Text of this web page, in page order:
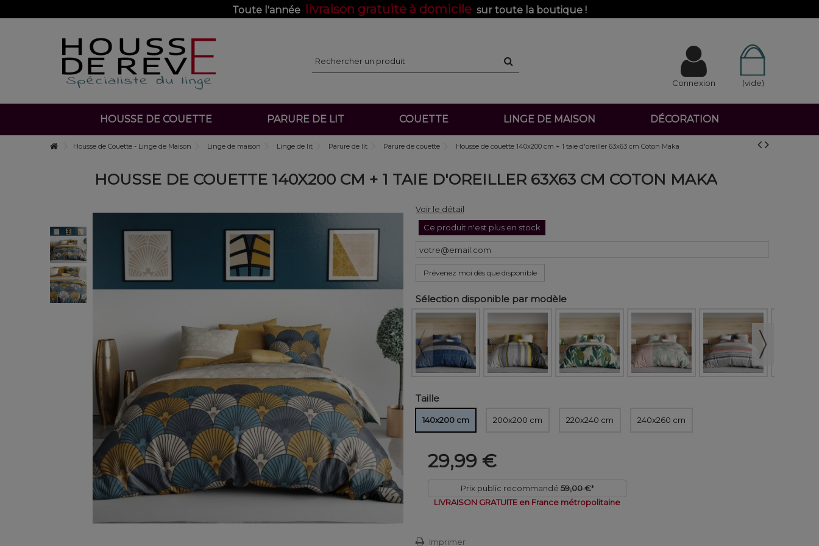
Toute l'année livraison gratuite à domicile sur toute la boutique !
(vide)
Connexion
HOUSSE DE COUETTE PARURE DE LIT COUETTE LINGE DE MAISON DÉCORATION
Housse de Couette - Linge de Maison Linge de maison Linge de lit Parure de lit Parure de couette Housse de couette 140x200 cm + 1 taie d'oreiller 63x63 cm Coton Maka
HOUSSE DE COUETTE 140X200 CM + 1 TAIE D'OREILLER 63X63 CM COTON MAKA
Voir le détail
Ce produit n'est plus en stock
Prévenez moi dès que disponible
Sélection disponible par modèle
Taille
140x200 cm 200x200 cm 220x240 cm 240x260 cm
29,99 €
Prix public recommandé 59,00 €*
LIVRAISON GRATUITE en France métropolitaine
Imprimer